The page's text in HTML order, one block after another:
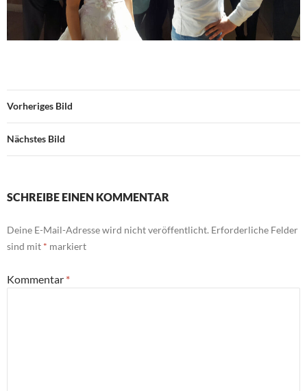
Vorheriges Bild
Nächstes Bild
SCHREIBE EINEN KOMMENTAR
Deine E-Mail-Adresse wird nicht veröffentlicht. Erforderliche Felder
sind mit * markiert
Kommentar *